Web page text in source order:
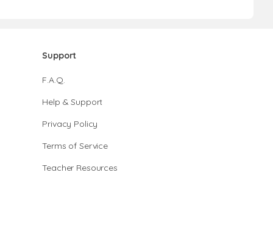
Support
F.A.Q.
Help & Support
Privacy Policy
Terms of Service
Teacher Resources